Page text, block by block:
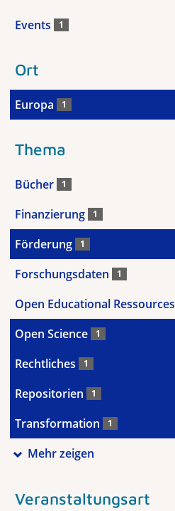
Events 1
Ort
Europa 1
Thema
Bücher 1
Finanzierung 1
Förderung 1
Forschungsdaten 1
Open Educational Ressources
Open Science 1
Rechtliches 1
Repositorien 1
Transformation 1
Mehr zeigen
Veranstaltungsart